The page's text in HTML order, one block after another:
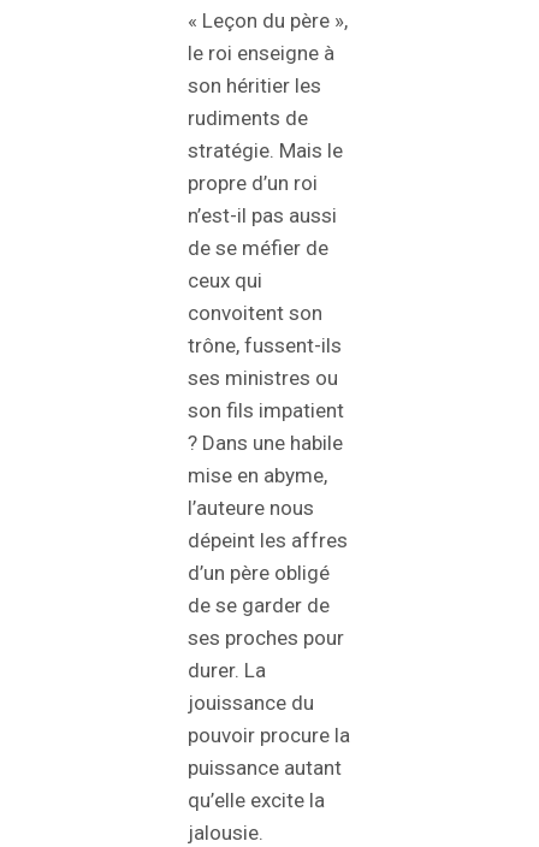
« Leçon du père »,
le roi enseigne à
son héritier les
rudiments de
stratégie. Mais le
propre d’un roi
n’est-il pas aussi
de se méfier de
ceux qui
convoitent son
trône, fussent-ils
ses ministres ou
son fils impatient
? Dans une habile
mise en abyme,
l’auteure nous
dépeint les affres
d’un père obligé
de se garder de
ses proches pour
durer. La
jouissance du
pouvoir procure la
puissance autant
qu’elle excite la
jalousie.